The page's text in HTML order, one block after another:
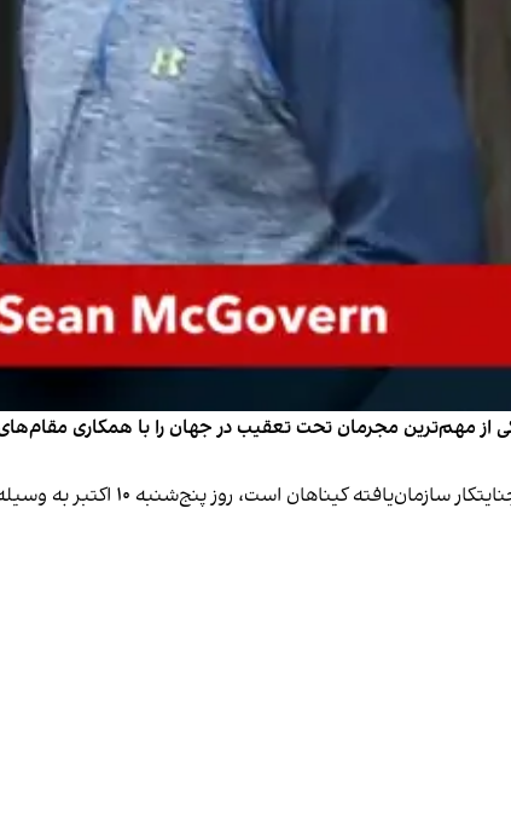
از مهم‌ترین مجرمان تحت تعقیب در جهان را با همکاری
بر اساس گزارش اینترپل، این مرد ۳۸ ساله که گفته می‌شود یکی از